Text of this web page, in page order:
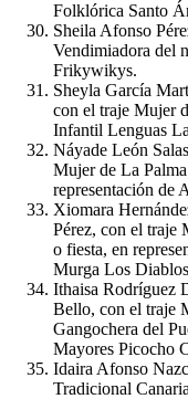
Folklórica Santo
Sheila Afonso
Vendimiadora del
Frikywikys.
Sheyla García
con el traje Mujer
Infantil Lenguas
Náyade León
Mujer de La
representación de
Xiomara
Pérez, con el traje
o fiesta, en
Murga Los
Ithaisa Rodríguez
Bello, con el traje
Gangochera del
Mayores Picocho
Idaira Afonso
Tradicional